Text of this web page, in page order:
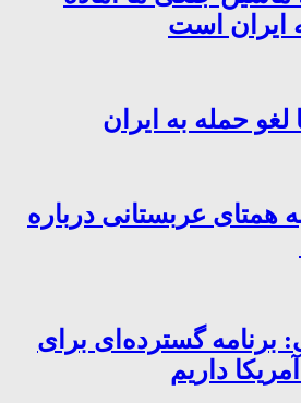
ایران است
حمله به ایران
همتای عربستانی درباره
برنامه گسترده‌ای برای
داریم